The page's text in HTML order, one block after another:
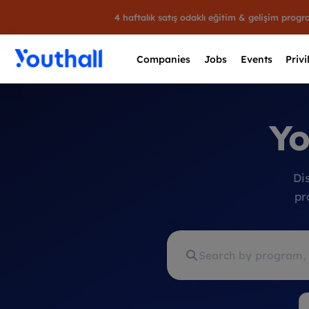
4 haftalık satış odaklı eğitim & gelişim
Companies Jobs Events